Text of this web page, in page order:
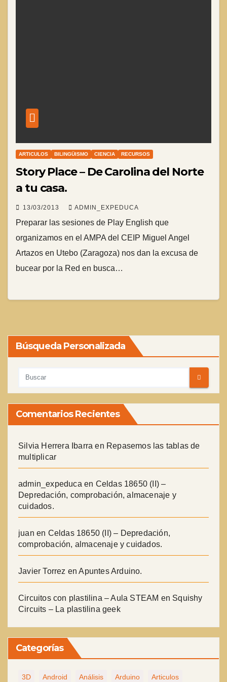
ARTICULOS BILINGÜISMO CIENCIA RECURSOS
Story Place – De Carolina del Norte
a tu casa.
13/03/2013 ADMIN_EXPEDUCA
Preparar las sesiones de Play English que
organizamos en el AMPA del CEIP Miguel Angel
Artazos en Utebo (Zaragoza) nos dan la excusa de
bucear por la Red en busca…
Búsqueda Personalizada
Comentarios Recientes
Silvia Herrera Ibarra en Repasemos las tablas de
multiplicar
admin_expeduca en Celdas 18650 (II) –
Depredación, comprobación, almacenaje y
cuidados.
juan en Celdas 18650 (II) – Depredación,
comprobación, almacenaje y cuidados.
Javier Torrez enApuntes Arduino.
Circuitos con plastilina – Aula STEAM en Squishy
Circuits – La plastilina geek
Categorías
3D Android Análisis Arduino Articulos